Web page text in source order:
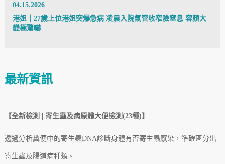
04.15.2026
港姐｜27歲上位港姐突爆急病 凌晨入院氣管收窄險窒息 容顏大
變極驚嚇
最新資訊
【全新檢測 | 寄生蟲及病原體大便檢測(23種)】
透過分析糞便中的寄生蟲DNA診斷身體有否寄生蟲感染，準確區分出
寄生蟲及腸道病種類 。